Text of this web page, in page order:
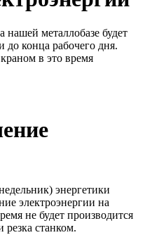
металлобазе будет
до конца рабочего дня.
в это время
энергетики
электроэнергии на
не будет производится
резка станком.